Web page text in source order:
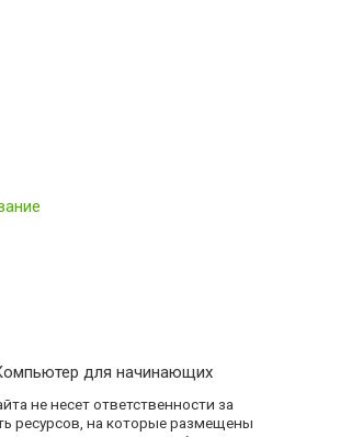
для начинающих
не несет ответственности за
ресурсов, на которые размещены